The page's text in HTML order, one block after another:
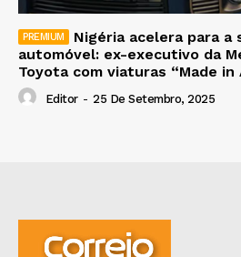
Nigéria acelera para a
automóvel: ex-executivo da
Toyota com viaturas “Made in
Editor - 25 De Setembro, 2025